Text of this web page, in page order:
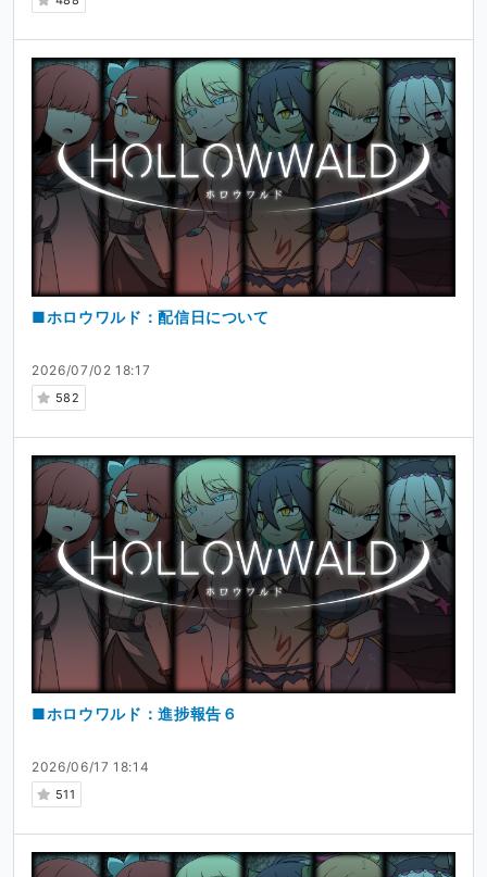
2026/07/02 18:17
582
■ホロウワルド：配信日について
2026/06/17 18:14
511
■ホロウワルド：進捗報告６